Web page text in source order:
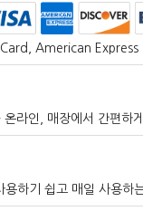
American Express
라인, 매장에서 간편하
하기 쉽고 매일 사용하